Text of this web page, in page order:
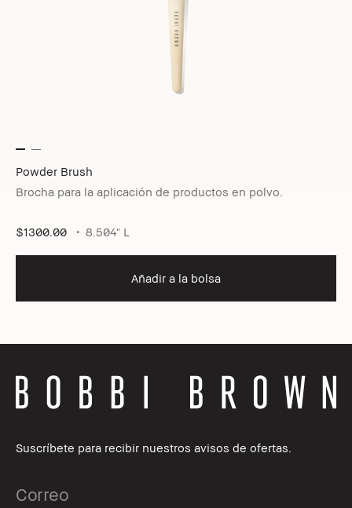
Powder Brush
Brocha para la aplicación de productos en polvo.
$1300.00 8.504" L
Añadir a la bolsa
Suscríbete para recibir nuestros avisos de ofertas.